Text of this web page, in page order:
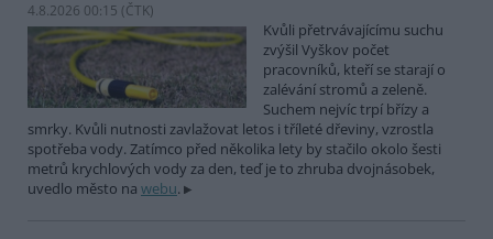
4.8.2026 00:15 (ČTK)
Kvůli přetrvávajícímu suchu
zvýšil Vyškov počet
pracovníků, kteří se starají o
zalévání stromů a zeleně.
Suchem nejvíc trpí břízy a
smrky. Kvůli nutnosti zavlažovat letos i tříleté dřeviny, vzrostla
spotřeba vody. Zatímco před několika lety by stačilo okolo šesti
metrů krychlových vody za den, teď je to zhruba dvojnásobek,
uvedlo město na webu.